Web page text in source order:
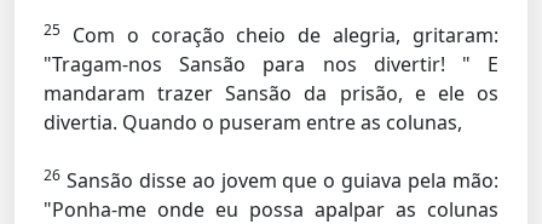
25
Com o coração cheio de alegria, gritaram:
"Tragam-nos Sansão para nos divertir! " E
mandaram trazer Sansão da prisão, e ele os
divertia. Quando o puseram entre as colunas,
26 Sansão disse ao jovem que o guiava pela mão:
"Ponha-me onde eu possa apalpar as colunas